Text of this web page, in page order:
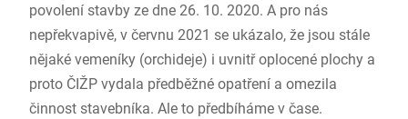
povolení stavby ze dne 26. 10. 2020. A pro nás
nepřekvapivě, v červnu 2021 se ukázalo, že jsou stále
nějaké vemeníky (orchideje) i uvnitř oplocené plochy a
proto ČIŽP vydala předběžné opatření a omezila
činnost stavebníka. Ale to předbíháme v čase.